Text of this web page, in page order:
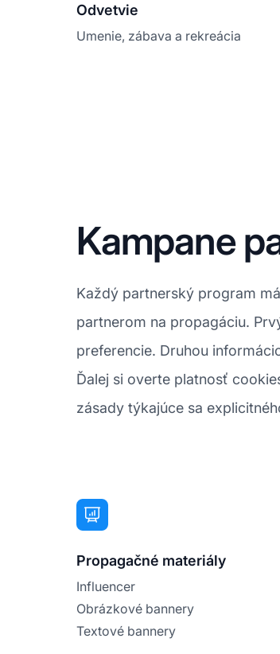
Odvetvie
Umenie, zábava a rekreácia
Kampane
Každý partnerský program
partnerom na propagáciu.
preferencie. Druhou
Ďalej si overte platnosť
zásady týkajúce sa
Propagačné materiály
Influencer
Obrázkové bannery
Textové bannery